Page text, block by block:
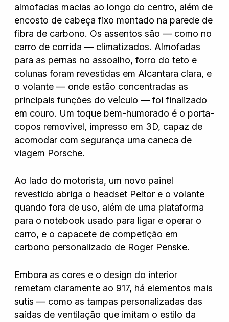
almofadas macias ao longo do centro, além de
encosto de cabeça fixo montado na parede de
fibra de carbono. Os assentos são — como no
carro de corrida — climatizados. Almofadas
para as pernas no assoalho, forro do teto e
colunas foram revestidas em Alcantara clara, e
o volante — onde estão concentradas as
principais funções do veículo — foi finalizado
em couro. Um toque bem-humorado é o porta-
copos removível, impresso em 3D, capaz de
acomodar com segurança uma caneca de
viagem Porsche.
Ao lado do motorista, um novo painel
revestido abriga o headset Peltor e o volante
quando fora de uso, além de uma plataforma
para o notebook usado para ligar e operar o
carro, e o capacete de competição em
carbono personalizado de Roger Penske.
Embora as cores e o design do interior
remetam claramente ao 917, há elementos mais
sutis — como as tampas personalizadas das
saídas de ventilação que imitam o estilo da